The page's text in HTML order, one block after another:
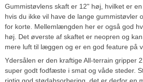
Gummistøvlens skaft er 12" høj, hvilket er
hvis du ikke vil have de lange gummistøvler
for korte. Mellemlængden her er også god
høj. Det øverste af skaftet er neopren og
mere luft til læggen og er en god feature på
Ydersålen er den kraftige All-terrain gripper
super godt fodfæste i smat og våde steder.
rigtig god stødabsorbering, det er derfor en